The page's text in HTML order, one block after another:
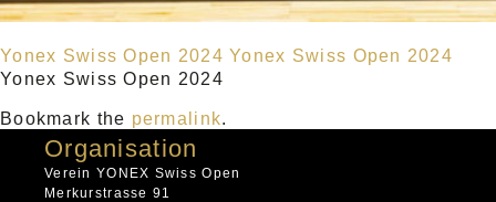
Yonex Swiss Open 2024 Yonex Swiss Open 2024
Yonex Swiss Open 2024
Bookmark the permalink.
Organisation
Verein YONEX Swiss Open
Merkurstrasse 91